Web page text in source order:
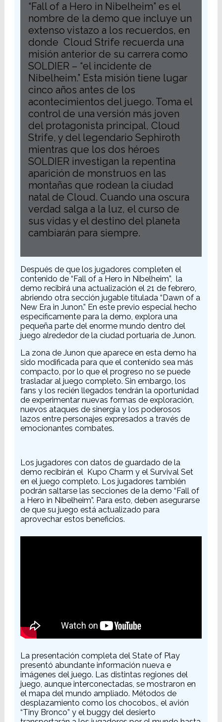
“Fall of a Hero in Nibelheim” es el
nombre de la demo que incluye un
extenso vistazo a los recuerdos, en
donde Cloud Strife recuerda una
misión anterior de su carrera como
SOLDIER – “el incidente de
Nibelheim.” Esta misión tiene lugar
cinco años antes de los
acontecimientos del juego. Toma el
control de una versión más joven
del protagonista principal, Cloud
Strife, y del legendario Sephiroth
mientras que los dos héroes
SOLDIER investigan la repentina
aparición de monstruos en las
montañas que rodean la ciudad
natal de Cloud. Cuando una oscura
verdad salga a la luz, el curso de
sus vidas y el destino del planeta
cambiarán para siempre.
Después de que los jugadores completen el
contenido de “Fall of a Hero in Nibelheim”, la
demo recibirá una actualización el 21 de febrero,
abriendo otra sección jugable titulada “Dawn of a
New Era in Junon.” En este previo especial hecho
específicamente para la demo, explora una
pequeña parte del enorme mundo dentro del
juego alrededor de la ciudad portuaria de Junon.
La zona de Junon que aparece en esta demo ha
sido modificada para que el contenido sea más
compacto, por lo que el progreso no se puede
trasladar al juego completo. Sin embargo, los
fans y los recién llegados tendrán la oportunidad
de experimentar nuevas formas de exploración,
nuevos ataques de sinergia y los poderosos
lazos entre personajes expresados a través de
emocionantes combates.
Los jugadores con datos de guardado de la
demo recibirán el Kupo Charm y el Survival Set
en el juego completo. Los jugadores también
podrán saltarse las secciones de la demo “Fall of
a Hero in Nibelheim”. Para esto, deben asegurarse
de que su juego está actualizado para
aprovechar estos beneficios.
La presentación completa del State of Play
presentó abundante información nueva e
imágenes del juego. Las distintas regiones del
juego, aunque interconectadas, se mostraron en
el mapa del mundo ampliado. Métodos de
desplazamiento como los chocobos., el avión
“Tiny Bronco” y el buggy del desierto